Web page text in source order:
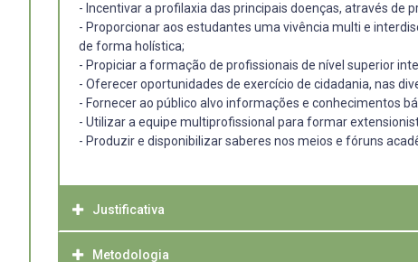
- Incentivar a profilaxia das principais doenças, através de
- Proporcionar aos estudantes uma vivência multi e
de forma holística;
- Propiciar a formação de profissionais de nível superior
- Oferecer oportunidades de exercício de cidadania, nas
- Fornecer ao público alvo informações e conhecimentos
- Utilizar a equipe multiprofissional para formar
- Produzir e disponibilizar saberes nos meios e fóruns
Justificativa
Metodologia